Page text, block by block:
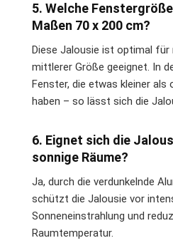
5. Welche
Maßen 70 x 200 cm?
Diese Jalousie ist optimal für
mittlerer Größe geeignet. In
Fenster, die etwas kleiner als
haben – so lässt sich die
6. Eignet sich die
sonnige Räume?
Ja, durch die verdunkelnde
schützt die Jalousie vor
Sonneneinstrahlung und
Raumtemperatur.